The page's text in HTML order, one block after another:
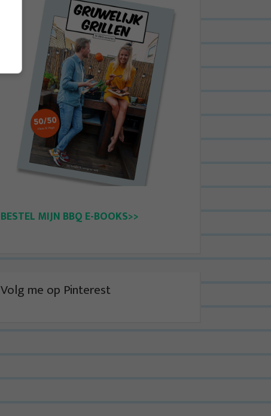
BESTEL MIJN BBQ E-BOOKS>>
Volg me op Pinterest